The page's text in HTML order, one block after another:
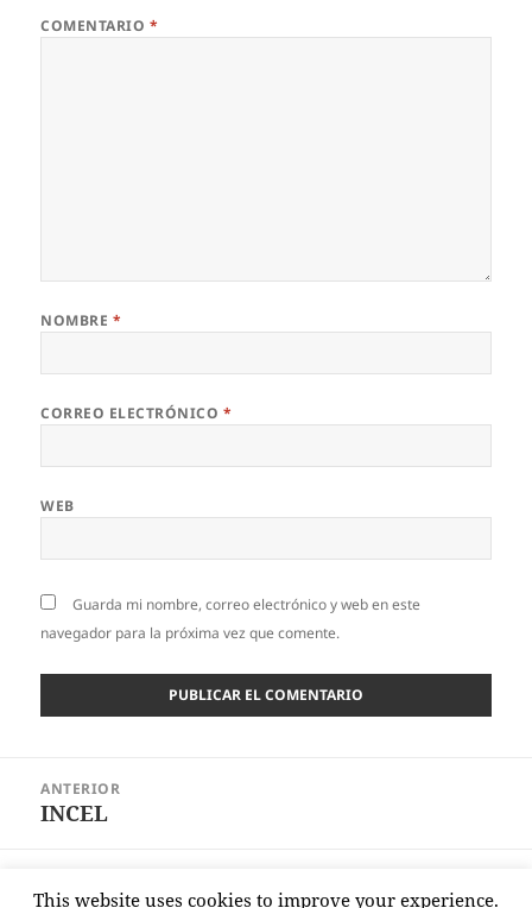
COMENTARIO *
NOMBRE *
CORREO ELECTRÓNICO *
WEB
Guarda mi nombre, correo electrónico y web en este
navegador para la próxima vez que comente.
entradas
ANTERIOR
Entrada
INCEL
This website uses cookies to improve your experience.